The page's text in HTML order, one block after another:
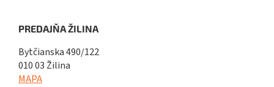
PREDAJŇA ŽILINA
Bytčianska 490/122
010 03 Žilina
MAPA